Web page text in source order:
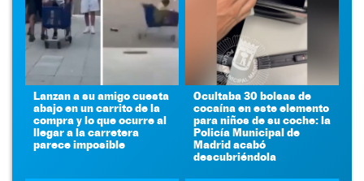
Lanzan a su amigo cuesta
abajo en un carrito de la
compra y lo que ocurre al
llegar a la carretera
parece imposible
Ocultaba 30 bolsas de
cocaína en este elemento
para niños de su coche: la
Policía Municipal de
Madrid acabó
descubriéndola